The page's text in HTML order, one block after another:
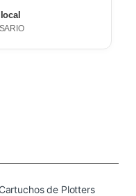
Cartuchos de Plotters